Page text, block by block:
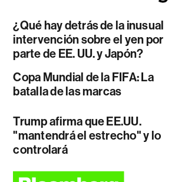
¿Qué hay detrás de la inusual
intervención sobre el yen por
parte de EE. UU. y Japón?
Copa Mundial de la FIFA: La
batalla de las marcas
Trump afirma que EE.UU.
"mantendrá el estrecho" y lo
controlará